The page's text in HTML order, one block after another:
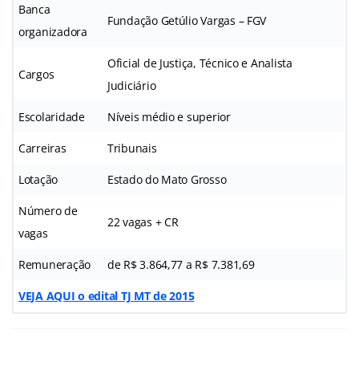
Banca
organizadora
Fundação Getúlio Vargas – FGV
Cargos
Oficial de Justiça, Técnico e Analista
Judiciário
Escolaridade Níveis médio e superior
Carreiras Tribunais
Lotação Estado do Mato Grosso
Número de
vagas
22 vagas + CR
Remuneração de R$ 3.864,77 a R$ 7.381,69
VEJA AQUI o edital TJ MT de 2015